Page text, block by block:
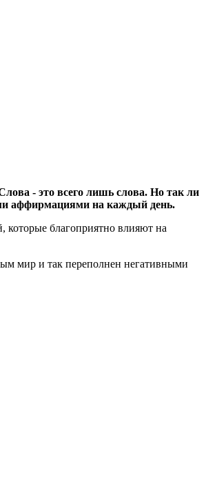
- это всего лишь слова. Но так ли
аффирмациями на каждый день.
которые благоприятно влияют на
мир и так переполнен негативными